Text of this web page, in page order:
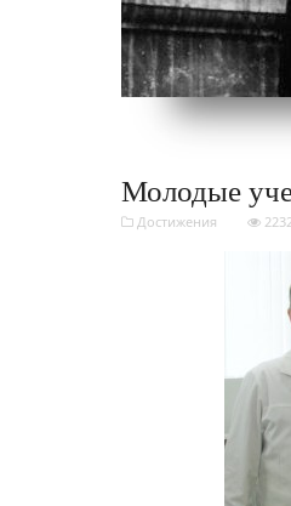
Молодые
Достижения